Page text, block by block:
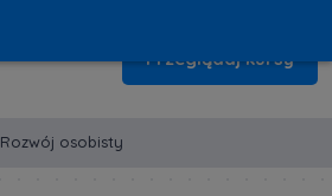
Przeglądaj kursy
Rozwój osobisty